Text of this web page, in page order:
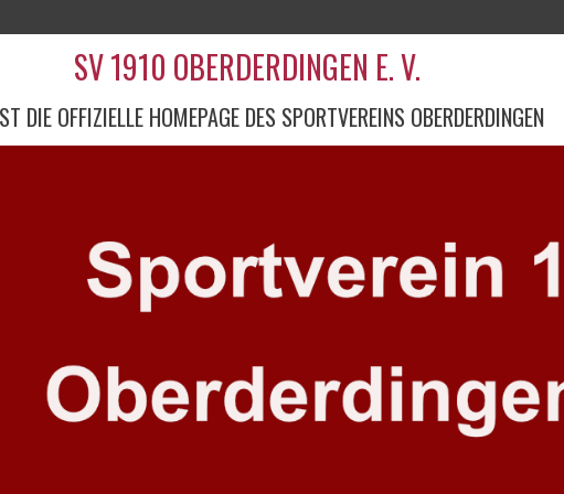
SV 1910 OBERDERDINGEN E. V.
DIE OFFIZIELLE HOMEPAGE DES SPORTVEREINS OBERDERDINGEN